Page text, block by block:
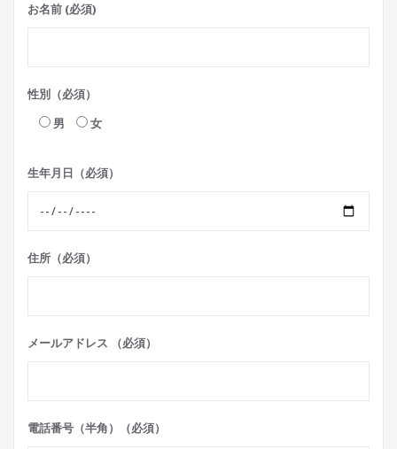
お名前 (必須)
性別（必須）
男
女
生年月日（必須）
住所（必須）
メールアドレス （必須）
電話番号（半角）（必須）